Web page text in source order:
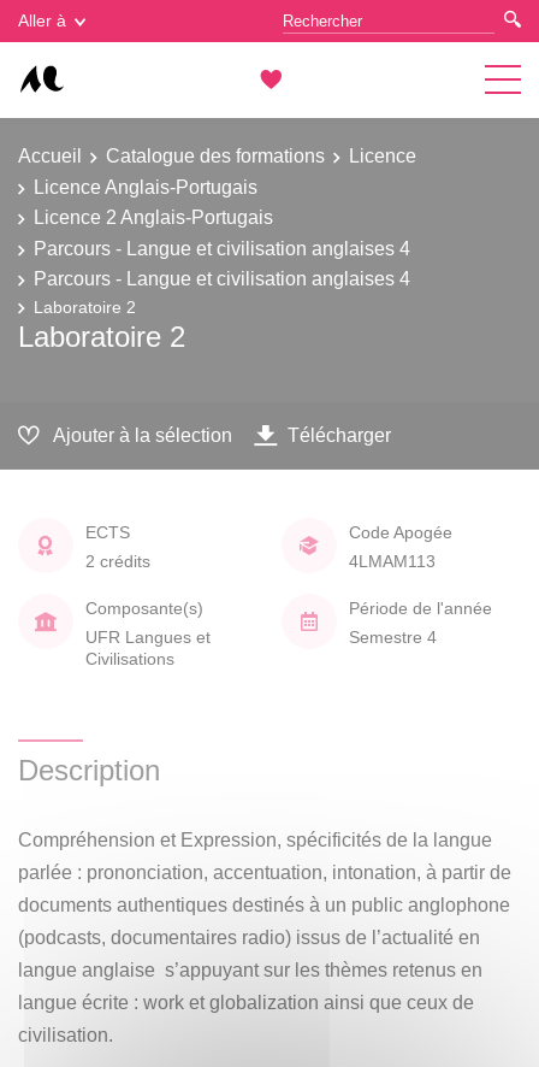
Aller à
Accueil Catalogue des formations
Licence
Licence Anglais-Portugais
Licence 2 Anglais-Portugais
Parcours - Langue et civilisation anglaises 4
Parcours - Langue et civilisation anglaises 4
Laboratoire 2
Laboratoire 2
Ajouter à la sélection Télécharger
ECTS
2 crédits
Code Apogée
4LMAM113
Composante(s)
UFR Langues et
Civilisations
Période de l'année
Semestre 4
Description
Compréhension et Expression, spécificités de la langue
parlée : prononciation, accentuation, intonation, à partir de
documents authentiques destinés à un public anglophone
(podcasts, documentaires radio) issus de l’actualité en
langue anglaise s’appuyant sur les thèmes retenus en
langue écrite : work et globalization ainsi que ceux de
civilisation.
Gestion des cookies